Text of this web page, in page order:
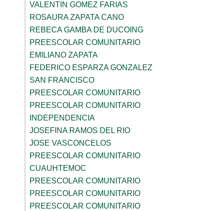
VALENTIN GOMEZ FARIAS
ROSAURA ZAPATA CANO
REBECA GAMBA DE DUCOING
PREESCOLAR COMUNITARIO
EMILIANO ZAPATA
FEDERICO ESPARZA GONZALEZ
SAN FRANCISCO
PREESCOLAR COMUNITARIO
PREESCOLAR COMUNITARIO
INDEPENDENCIA
JOSEFINA RAMOS DEL RIO
JOSE VASCONCELOS
PREESCOLAR COMUNITARIO
CUAUHTEMOC
PREESCOLAR COMUNITARIO
PREESCOLAR COMUNITARIO
PREESCOLAR COMUNITARIO